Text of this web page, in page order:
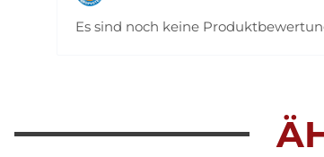
Es sind noch keine